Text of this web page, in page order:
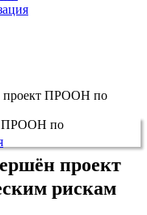
проект ПРООН по
проект
рискам